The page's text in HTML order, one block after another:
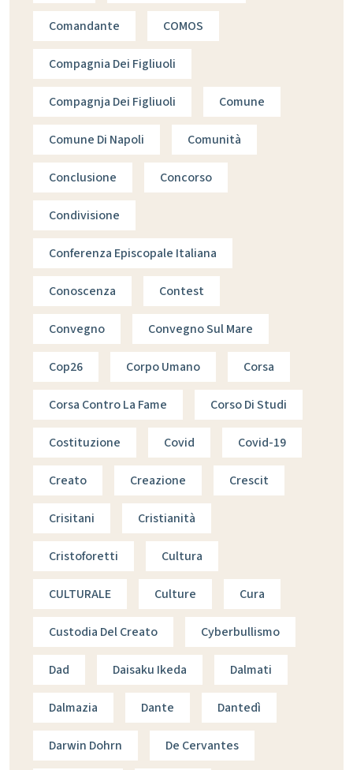
Comandante COMOS
Compagnia Dei Figliuoli
Compagnja Dei Figliuoli Comune
Comune Di Napoli Comunità
Conclusione Concorso
Condivisione
Conferenza Episcopale Italiana
Conoscenza Contest
Convegno Convegno Sul Mare
Cop26 Corpo Umano Corsa
Corsa Contro La Fame Corso Di Studi
Costituzione Covid Covid-19
Creato Creazione Crescit
Crisitani Cristianità
Cristoforetti Cultura
CULTURALE Culture Cura
Custodia Del Creato Cyberbullismo
Dad Daisaku Ikeda Dalmati
Dalmazia Dante Dantedì
Darwin Dohrn De Cervantes